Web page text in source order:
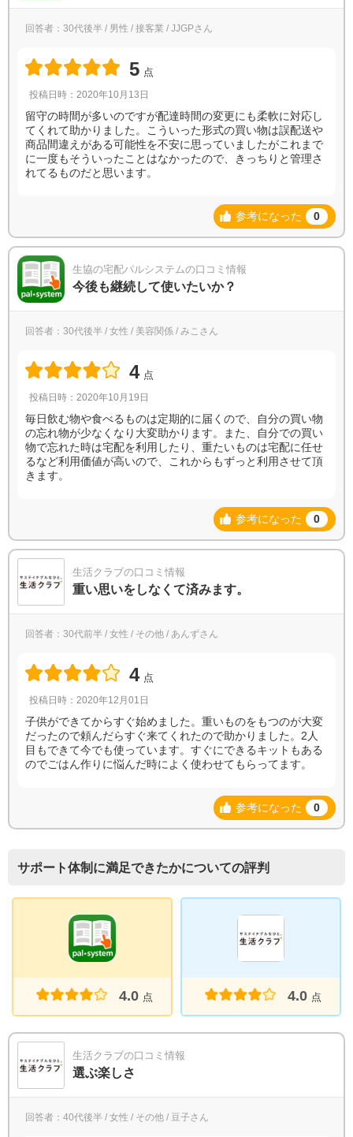
回答者：30代後半 / 男性 / 接客業 / JJGPさん
5 点
投稿日時：2020年10月13日
留守の時間が多いのですが配達時間の変更にも柔軟に対応し
てくれて助かりました。こういった形式の買い物は誤配送や
商品間違えがある可能性を不安に思っていましたがこれまで
に一度もそういったことはなかったので、きっちりと管理さ
れてるものだと思います。
参考になった 0
生協の宅配パルシステムの口コミ情報
今後も継続して使いたいか？
回答者：30代後半 / 女性 / 美容関係 / みこさん
4 点
投稿日時：2020年10月19日
毎日飲む物や食べるものは定期的に届くので、自分の買い物
の忘れ物が少なくなり大変助かります。また、自分での買い
物で忘れた時は宅配を利用したり、重たいものは宅配に任せ
るなど利用価値が高いので、これからもずっと利用させて頂
きます。
参考になった 0
生活クラブの口コミ情報
重い思いをしなくて済みます。
回答者：30代前半 / 女性 / その他 / あんずさん
4 点
投稿日時：2020年12月01日
子供ができてからすぐ始めました。重いものをもつのが大変
だったので頼んだらすぐ来てくれたので助かりました。2人
目もできて今でも使っています。すぐにできるキットもある
のでごはん作りに悩んだ時によく使わせてもらってます。
参考になった 0
サポート体制に満足できたかについての評判
4.0 点 4.0 点
生活クラブの口コミ情報
選ぶ楽しさ
回答者：40代後半 / 女性 / その他 / 豆子さん